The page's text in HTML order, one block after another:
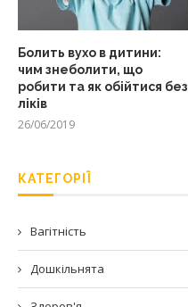
Болить вухо в дитини:
чим знеболити, що
робити та як обійтися без
ліків
26/06/2019
КАТЕГОРІЇ
Вагітність
Дошкільнята